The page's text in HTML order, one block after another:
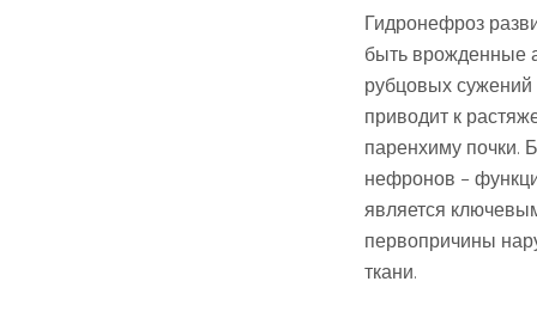
Гидронефроз
быть врожденные
рубцовых
приводит к
паренхиму почки.
нефронов –
является
первопричины
ткани.